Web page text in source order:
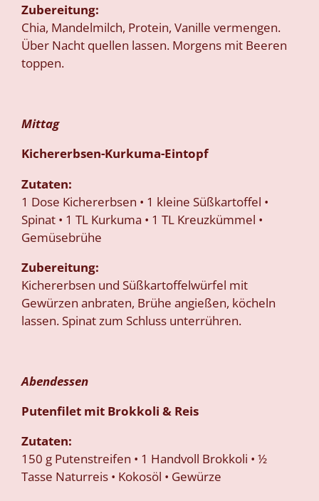
Zubereitung:
Chia, Mandelmilch, Protein, Vanille vermengen.
Über Nacht quellen lassen. Morgens mit Beeren
toppen.
Mittag
Kichererbsen-Kurkuma-Eintopf
Zutaten:
1 Dose Kichererbsen • 1 kleine Süßkartoffel •
Spinat • 1 TL Kurkuma • 1 TL Kreuzkümmel •
Gemüsebrühe
Zubereitung:
Kichererbsen und Süßkartoffelwürfel mit
Gewürzen anbraten, Brühe angießen, köcheln
lassen. Spinat zum Schluss unterrühren.
Abendessen
Putenfilet mit Brokkoli & Reis
Zutaten:
150 g Putenstreifen • 1 Handvoll Brokkoli • ½
Tasse Naturreis • Kokosöl • Gewürze